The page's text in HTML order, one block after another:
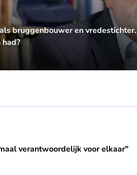
bruggenbouwer en vredestichter.
voor elkaar"
verantwoordelijk voor elkaar"